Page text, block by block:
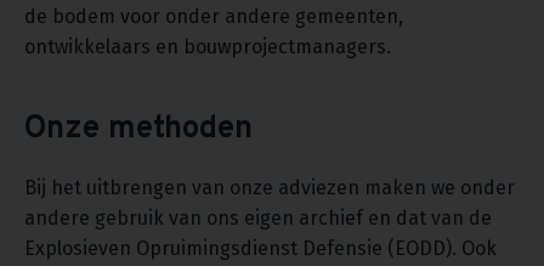
de bodem voor onder andere gemeenten,
ontwikkelaars en bouwprojectmanagers.
Onze methoden
Bij het uitbrengen van onze adviezen maken we onder
andere gebruik van ons eigen archief en dat van de
Explosieven Opruimingsdienst Defensie (EODD). Ook